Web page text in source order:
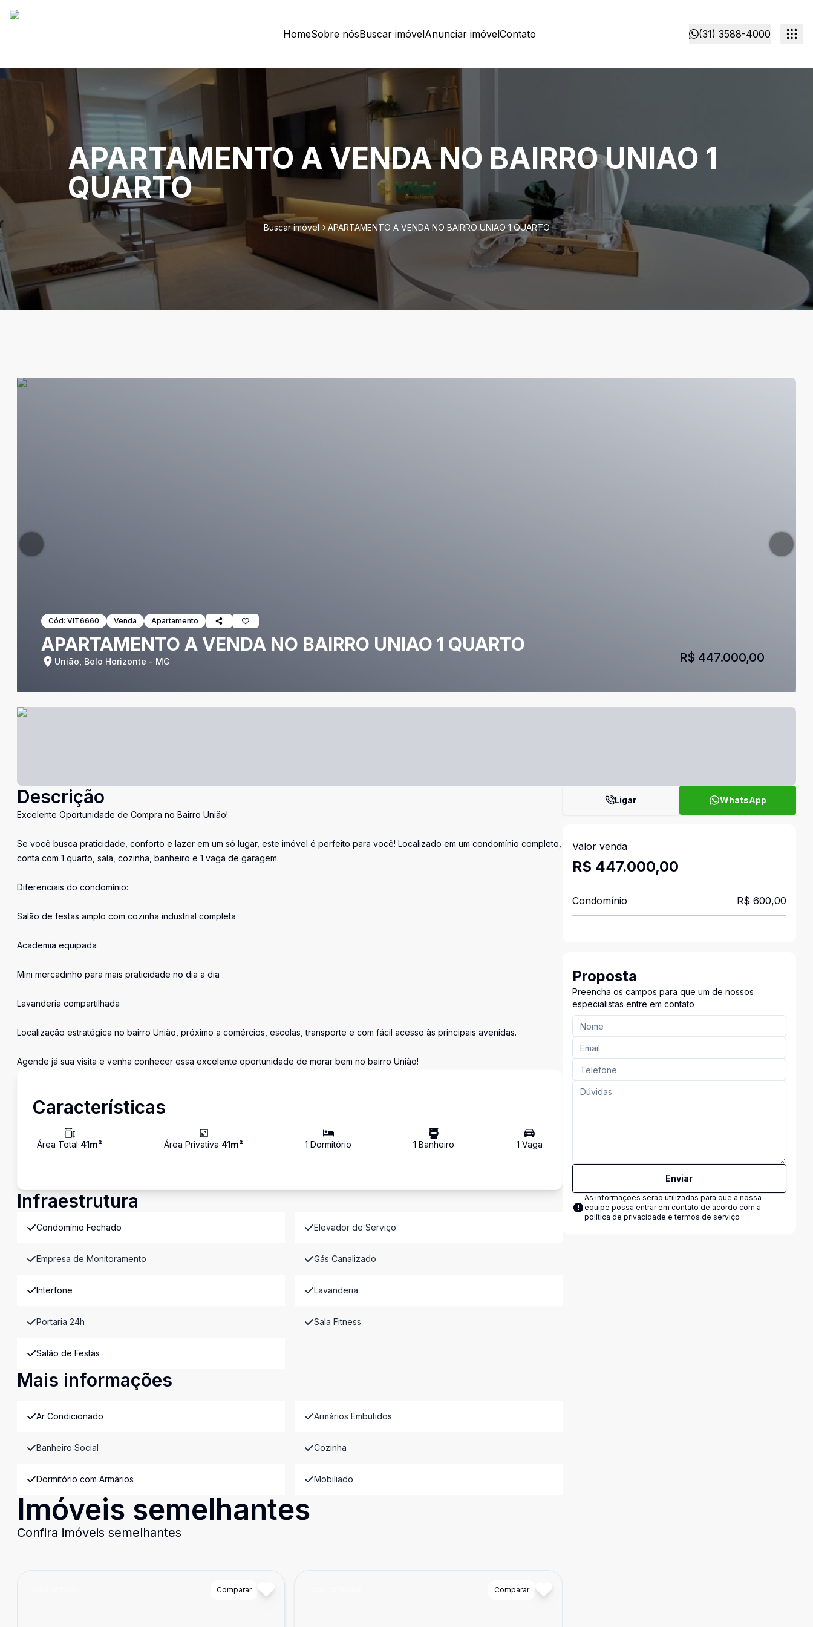
HomeSobre nósBuscar imóvelAnunciar imóvelContato (31) 3588-4000
APARTAMENTO A VENDA NO BAIRRO UNIAO 1
QUARTO
Buscar imóvel APARTAMENTO A VENDA NO BAIRRO UNIAO 1 QUARTO
Cód: VIT6660 Venda Apartamento
APARTAMENTO A VENDA NO BAIRRO UNIAO 1 QUARTO
União, Belo Horizonte - MG R$ 447.000,00
Descrição
Excelente Oportunidade de Compra no Bairro União!
Se você busca praticidade, conforto e lazer em um só lugar, este imóvel é perfeito para você! Localizado em um condomínio completo,
conta com 1 quarto, sala, cozinha, banheiro e 1 vaga de garagem.
Diferenciais do condomínio:
Salão de festas amplo com cozinha industrial completa
Academia equipada
Mini mercadinho para mais praticidade no dia a dia
Lavanderia compartilhada
Localização estratégica no bairro União, próximo a comércios, escolas, transporte e com fácil acesso às principais avenidas.
Agende já sua visita e venha conhecer essa excelente oportunidade de morar bem no bairro União!
Características
Área Total 41m² Área Privativa 41m² 1 Dormitório 1 Banheiro 1 Vaga
Infraestrutura
Condomínio Fechado Elevador de Serviço
Empresa de Monitoramento Gás Canalizado
Interfone Lavanderia
Portaria 24h Sala Fitness
Salão de Festas
Mais informações
Ar Condicionado Armários Embutidos
Banheiro Social Cozinha
Dormitório com Armários Mobiliado
Imóveis semelhantes
Confira imóveis semelhantes
Comparar Comparar
Ligar WhatsApp
Valor venda
R$ 447.000,00
Condomínio R$ 600,00
Proposta
Preencha os campos para que um de nossos
especialistas entre em contato
Enviar
As informações serão utilizadas para que a nossa
equipe possa entrar em contato de acordo com a
política de privacidade e termos de serviço